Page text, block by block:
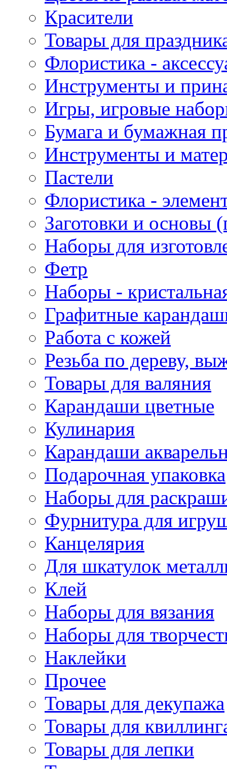
Красители
Товары для
Флористика -
Инструменты и
Игры, игровые
Бумага и бумажная
Инструменты и
Пастели
Флористика -
Заготовки и основы
Наборы для
Фетр
Наборы -
Графитные
Работа с кожей
Резьба по дереву,
Товары для валяния
Карандаши цветные
Кулинария
Карандаши
Подарочная упаковка
Наборы для
Фурнитура для
Канцелярия
Для шкатулок
Клей
Наборы для вязания
Наборы для
Наклейки
Прочее
Товары для декупажа
Товары для
Товары для лепки